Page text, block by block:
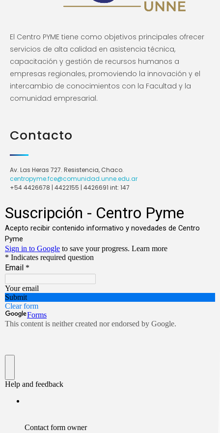
El Centro PYME tiene como objetivos principales ofrecer
servicios de alta calidad en asistencia técnica,
capacitación y gestión de recursos humanos a
empresas regionales, promoviendo la innovación y el
intercambio de conocimientos con la Facultad y la
comunidad empresarial.
Contacto
Av. Las Heras 727. Resistencia, Chaco.
centropyme.fce@comunidad.unne.edu.ar
+54 4426678 | 4422155 | 4426691 int: 147